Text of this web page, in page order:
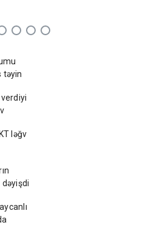
təyin
ləğv
dəyişdi